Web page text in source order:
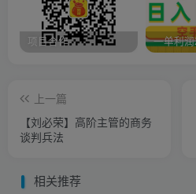
项目合作
上一篇
【刘必荣】高阶主管的商务
谈判兵法
相关推荐